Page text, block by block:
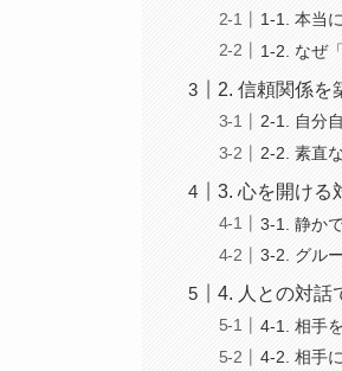
1-1. 本当
1-2. なぜ
2. 信頼関係を
2-1. 自分
2-2. 素直
3. 心を開ける
3-1. 静か
3-2. グル
4. 人との対話
4-1. 相手
4-2. 相手